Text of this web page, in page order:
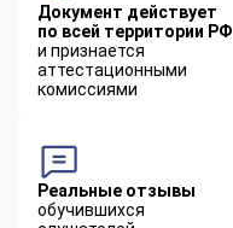
Документ действует
по всей территории РФ
и признается
аттестационными
комиссиями
Реальные отзывы
обучившихся